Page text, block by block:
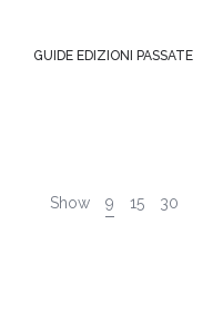
GUIDE EDIZIONI PASSATE
Show 9 15 30